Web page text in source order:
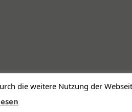
die weitere Nutzung der